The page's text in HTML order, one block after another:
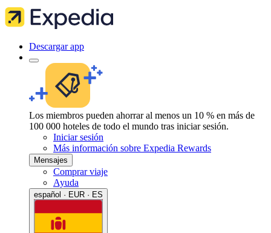
Descargar app
Los miembros pueden ahorrar al menos un 10 % en más de
100 000 hoteles de todo el mundo tras iniciar sesión.
Iniciar sesión
Más información sobre Expedia Rewards
Mensajes
Comprar viaje
Ayuda
español · EUR · ES